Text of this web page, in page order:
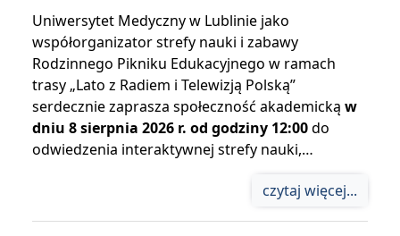
Uniwersytet Medyczny w Lublinie jako
współorganizator strefy nauki i zabawy
Rodzinnego Pikniku Edukacyjnego w ramach
trasy „Lato z Radiem i Telewizją Polską”
serdecznie zaprasza społeczność akademicką w
dniu 8 sierpnia 2026 r. od godziny 12:00do
odwiedzenia interaktywnej strefy nauki,…
czytaj więcej...